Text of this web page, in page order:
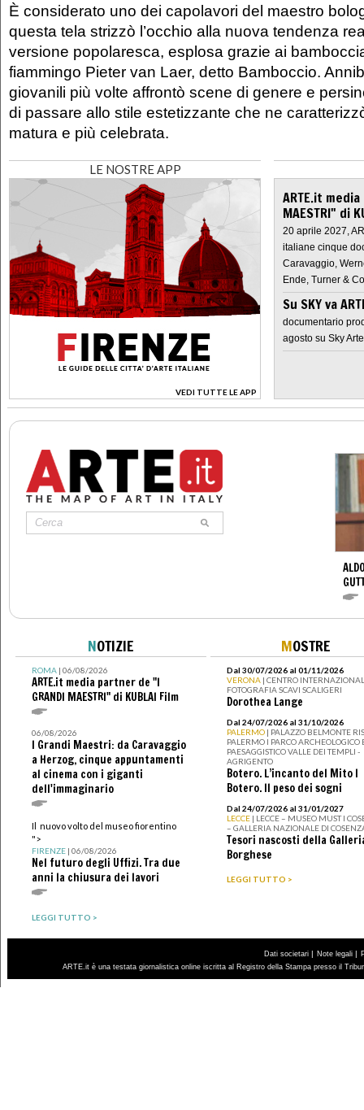
È considerato uno dei capolavori del maestro
questa tela strizzò l’occhio alla nuova tendenza
versione popolaresca, esplosa grazie ai
fiammingo Pieter van Laer, detto Bamboccio.
giovanili più volte affrontò scene di genere e
di passare allo stile estetizzante che ne
matura e più celebrata.
LE NOSTRE APP
VEDI TUTTE LE APP
>
ARTE.it
MAESTRI" di
20 aprile 2027,
italiane cinque
Caravaggio,
Ende, Turner &
Su SKY va
documentario
agosto su Sky Arte
NOTIZIE
ROMA| 06/08/2026
ARTE.it media partner de "I
GRANDI MAESTRI" di KUBLAI Film
06/08/2026
I Grandi Maestri: da Caravaggio
a Herzog, cinque appuntamenti
al cinema con i giganti
dell'immaginario
Il nuovo volto del museo fiorentino
">
FIRENZE| 06/08/2026
Nel futuro degli Uffizi. Tra due
anni la chiusura dei lavori
LEGGI TUTTO >
MOSTRE
Dal 30/07/2026 al 01/11/2026
VERONA | CENTRO
FOTOGRAFIA SCAVI SCALIGERI
Dorothea Lange
Dal 24/07/2026 al 31/10/2026
PALERMO | PALAZZO BELMONTE
PALERMO I PARCO ARCHEOLOGICO
PAESAGGISTICO VALLE DEI TEMPLI -
AGRIGENTO
Botero. L’incanto del Mito I
Botero. Il peso dei sogni
Dal 24/07/2026 al 31/01/2027
LECCE | LECCE – MUSEO MUST I
– GALLERIA NAZIONALE DI
Tesori nascosti della
Borghese
LEGGI TUTTO >
Dati societari | Note legali |
ARTE.it è una testata giornalistica online iscritta al Registro della Stampa presso il